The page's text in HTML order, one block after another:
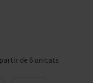
de 6 unitats